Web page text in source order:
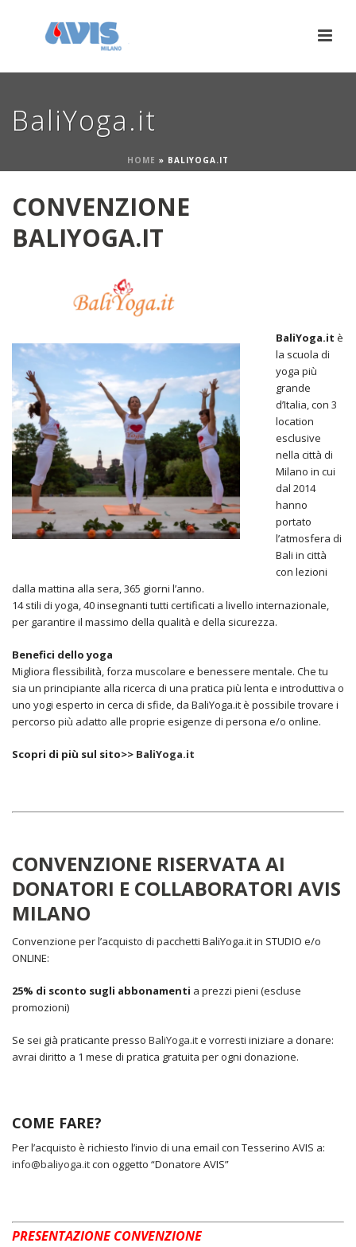
BaliYoga.it
HOME » BALIYOGA.IT
CONVENZIONE
BALIYOGA.IT
BaliYoga.it è
la scuola di
yoga più
grande
d’Italia, con 3
location
esclusive
nella città di
Milano in cui
dal 2014
hanno
portato
l’atmosfera di
Bali in città
con lezioni
dalla mattina alla sera, 365 giorni l’anno.
14 stili di yoga, 40 insegnanti tutti certificati a livello internazionale,
per garantire il massimo della qualità e della sicurezza.
Benefici dello yoga
Migliora flessibilità, forza muscolare e benessere mentale. Che tu
sia un principiante alla ricerca di una pratica più lenta e introduttiva o
uno yogi esperto in cerca di sfide, da BaliYoga.it è possibile trovare i
percorso più adatto alle proprie esigenze di persona e/o online.
Scopri di più sul sito>> BaliYoga.it
CONVENZIONE RISERVATA AI
DONATORI E COLLABORATORI AVIS
MILANO
Convenzione per l’acquisto di pacchetti BaliYoga.it in STUDIO e/o
ONLINE:
25% di sconto sugli abbonamenti a prezzi pieni (escluse
promozioni)
Se sei già praticante presso BaliYoga.ite vorresti iniziare a donare:
avrai diritto a 1 mese di pratica gratuita per ogni donazione.
COME FARE?
Per l’acquisto è richiesto l’invio di una email con Tesserino AVIS a:
info@baliyoga.itcon oggetto “Donatore AVIS”
PRESENTAZIONE CONVENZIONE